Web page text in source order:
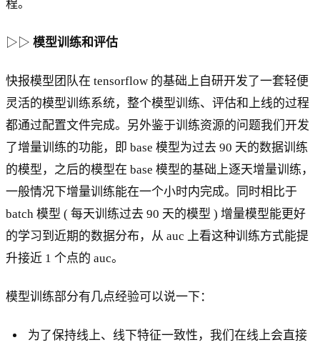
程。
▷▷ 模型训练和评估
快报模型团队在 tensorflow 的基础上自研开发了一套轻便
灵活的模型训练系统，整个模型训练、评估和上线的过程
都通过配置文件完成。另外鉴于训练资源的问题我们开发
了增量训练的功能，即 base 模型为过去 90 天的数据训练
的模型，之后的模型在 base 模型的基础上逐天增量训练，
一般情况下增量训练能在一个小时内完成。同时相比于
batch 模型 ( 每天训练过去 90 天的模型 ) 增量模型能更好
的学习到近期的数据分布，从 auc 上看这种训练方式能提
升接近 1 个点的 auc。
模型训练部分有几点经验可以说一下：
为了保持线上、线下特征一致性，我们在线上会直接